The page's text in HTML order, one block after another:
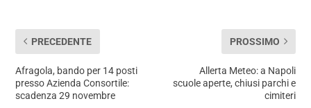
PRECEDENTE
Afragola, bando per 14 posti
presso Azienda Consortile:
scadenza 29 novembre
PROSSIMO
Allerta Meteo: a Napoli
scuole aperte, chiusi parchi e
cimiteri